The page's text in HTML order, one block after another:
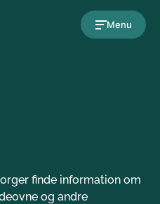
Menu
finde information om
og andre